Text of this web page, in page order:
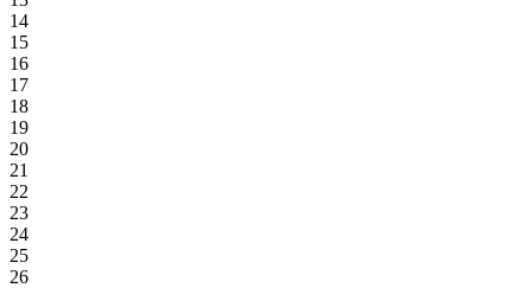
14
15
16
17
18
19
20
21
22
23
24
25
26